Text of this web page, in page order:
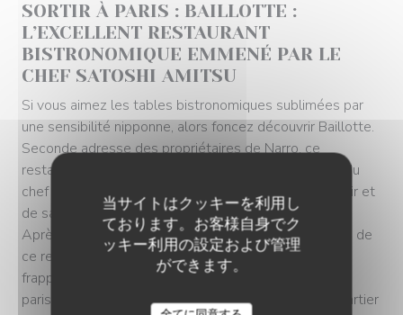
当サイトはクッキーを利用し
ております。お客様自身でク
ッキー利用の設定および管理
ができます。
SORTIR À PARIS : BAILLOTTE :
L’EXCELLENT RESTAURANT
BISTRONOMIQUE EMMENÉ PAR LE
CHEF SATOSHI AMITSU
Si vous aimez les tables bistronomiques sublimées par
une sensibilité nipponne, alors foncez découvrir Baillotte.
Seconde adresse des propriétaires de Narro, ce
restaurant met à l’honneur la cuisine de haute volée du
chef japonais Satoshi Amitsu où les produits du terroir et
de saison offrent un mémorable moment gourmand.
Après l’ouverture de Narro en 2021, les propriétaires de
ce restaurant emmené par le chef Kazuma Chikuda
frappent un nouveau coup. Pour leur seconde table
parisienne, ils ont choisi d’investir l’incontournable quartier